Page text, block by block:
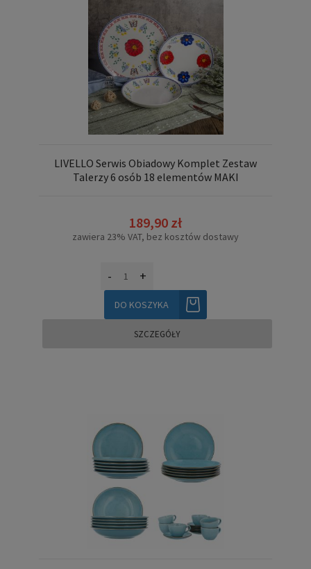
LIVELLO Serwis Obiadowy Komplet Zestaw
Talerzy 6 osób 18 elementów MAKI
189,90 zł
zawiera 23% VAT, bez kosztów dostawy
- +
DO KOSZYKA
SZCZEGÓŁY